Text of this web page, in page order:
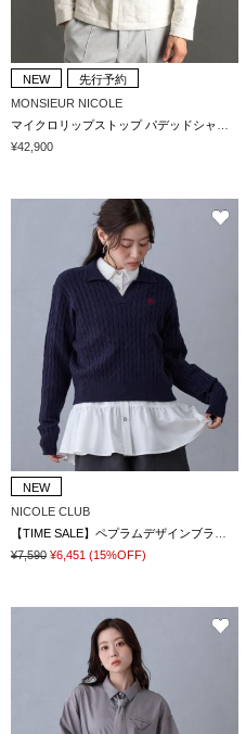
NEW
先行予約
MONSIEUR NICOLE
¥42,900
NEW
NICOLE CLUB
【TIME SALE】ペプラムデザインブラウス
¥7,590 ¥6,451 (15%OFF)